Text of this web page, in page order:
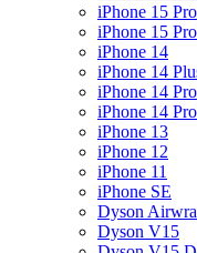
iPhone 15 Pro
iPhone 15
iPhone 14
iPhone 14
iPhone 14 Pro
iPhone 14
iPhone 13
iPhone 12
iPhone 11
iPhone SE
Dyson
Dyson V15